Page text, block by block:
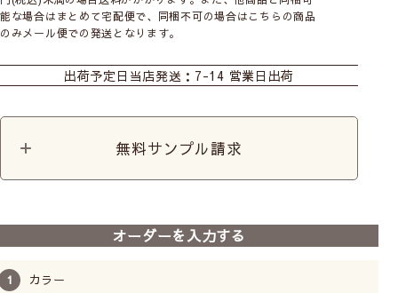
能な場合はまとめて宅配便で、同梱不可の場合はこちらの商品
のみメール便での発送となります。
ダブルシェード シェード幕体 カフェ
カット生地 翌日出荷カーテン
カーテンレースセット
出荷予定日 当店発送：7-14 営業日出荷
無料サンプル請求
オーダーを入力する
カラー